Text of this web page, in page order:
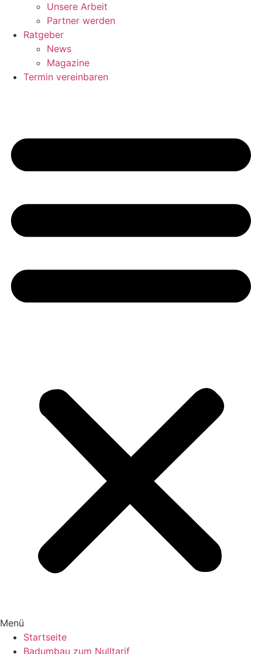
Unsere Arbeit
Partner werden
Ratgeber
News
Magazine
Termin vereinbaren
Menü
Startseite
Badumbau zum Nulltarif